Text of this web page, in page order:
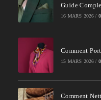
Guide
16 MARS 2026 /
Comment
15 MARS 2026 /
Comment